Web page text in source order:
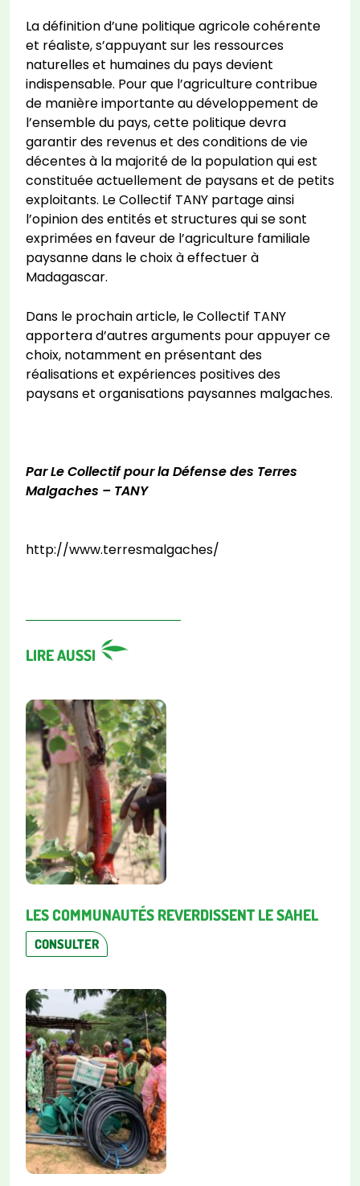
La définition d’une politique agricole cohérente
et réaliste, s’appuyant sur les ressources
naturelles et humaines du pays devient
indispensable. Pour que l’agriculture contribue
de manière importante au développement de
l’ensemble du pays, cette politique devra
garantir des revenus et des conditions de vie
décentes à la majorité de la population qui est
constituée actuellement de paysans et de petits
exploitants. Le Collectif TANY partage ainsi
l’opinion des entités et structures qui se sont
exprimées en faveur de l’agriculture familiale
paysanne dans le choix à effectuer à
Madagascar.
Dans le prochain article, le Collectif TANY
apportera d’autres arguments pour appuyer ce
choix, notamment en présentant des
réalisations et expériences positives des
paysans et organisations paysannes malgaches.
Par Le Collectif pour la Défense des Terres
Malgaches – TANY
http://www.terresmalgaches/
LIRE AUSSI
LES COMMUNAUTÉS REVERDISSENT LE SAHEL
CONSULTER